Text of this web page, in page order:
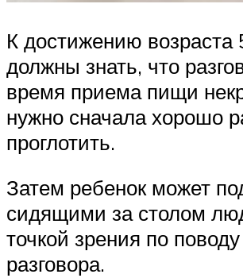
К достижению возраста
должны знать, что
время приема пищи
нужно сначала хорошо
проглотить.
Затем ребенок может
сидящими за столом
точкой зрения по
разговора.